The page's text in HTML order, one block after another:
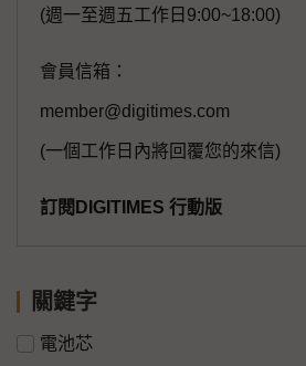
(週一至週五工作日9:00~18:00)
會員信箱：
member@digitimes.com
(一個工作日內將回覆您的來信)
訂閱DIGITIMES 行動版
關鍵字
電池芯